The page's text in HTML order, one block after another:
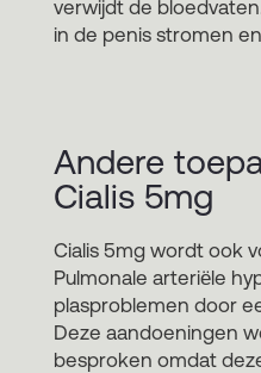
verwijdt de
in de penis stromen
Andere
Cialis 5mg
Cialis 5mg wordt ook
Pulmonale arteriële
plasproblemen door
Deze aandoeningen
besproken omdat